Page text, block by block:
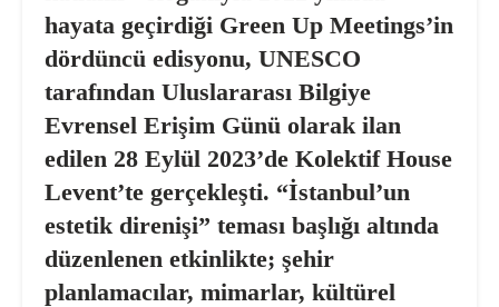
hayata geçirdiği Green Up Meetings’in
dördüncü edisyonu, UNESCO
tarafından Uluslararası Bilgiye
Evrensel Erişim Günü olarak ilan
edilen 28 Eylül 2023’de Kolektif House
Levent’te gerçekleşti. “İstanbul’un
estetik direnişi” teması başlığı altında
düzenlenen etkinlikte; şehir
planlamacılar, mimarlar, kültürel